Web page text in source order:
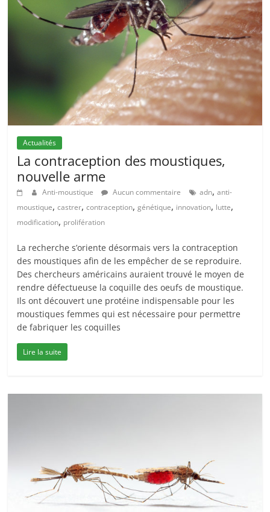
Actualités
La contraception des moustiques,
nouvelle arme
Anti-moustique Aucun commentaire adn,anti-
moustique,castrer,contraception,génétique, innovation, lutte,
modification, prolifération
La recherche s’oriente désormais vers la contraception
des moustiques afin de les empêcher de se reproduire.
Des chercheurs américains auraient trouvé le moyen de
rendre défectueuse la coquille des oeufs de moustique.
Ils ont découvert une protéine indispensable pour les
moustiques femmes qui est nécessaire pour permettre
de fabriquer les coquilles
Lire la suite